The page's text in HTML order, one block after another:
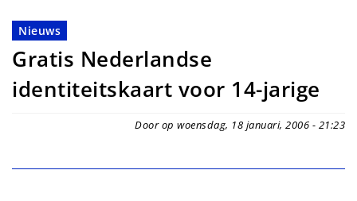
Nieuws
Gratis Nederlandse
identiteitskaart voor 14-jarige
Door op woensdag, 18 januari, 2006 - 21:23